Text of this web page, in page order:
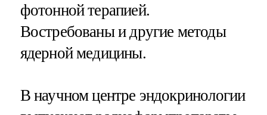
фотонной терапией.
Востребованы и другие методы
ядерной медицины.
В научном центре эндокринологии